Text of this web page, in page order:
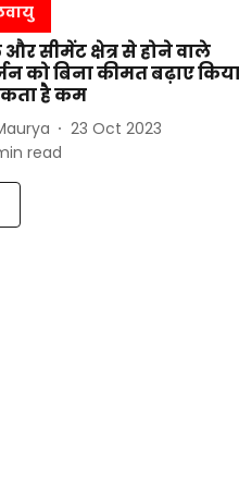
और सीमेंट क्षेत्र से होने वाले
को बिना कीमत बढ़ाए
है कम
23 Oct 2023
read